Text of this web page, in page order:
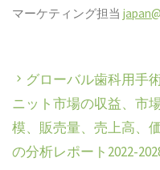
マーケティング担当
グローバル歯科用手
ニット市場の収益、市
模、販売量、売上高、
の分析レポート2022-